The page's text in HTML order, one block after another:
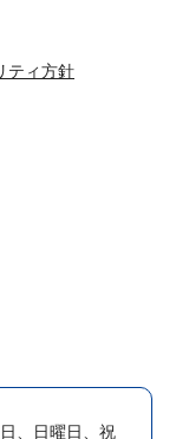
ティ方針
日、日曜日、祝